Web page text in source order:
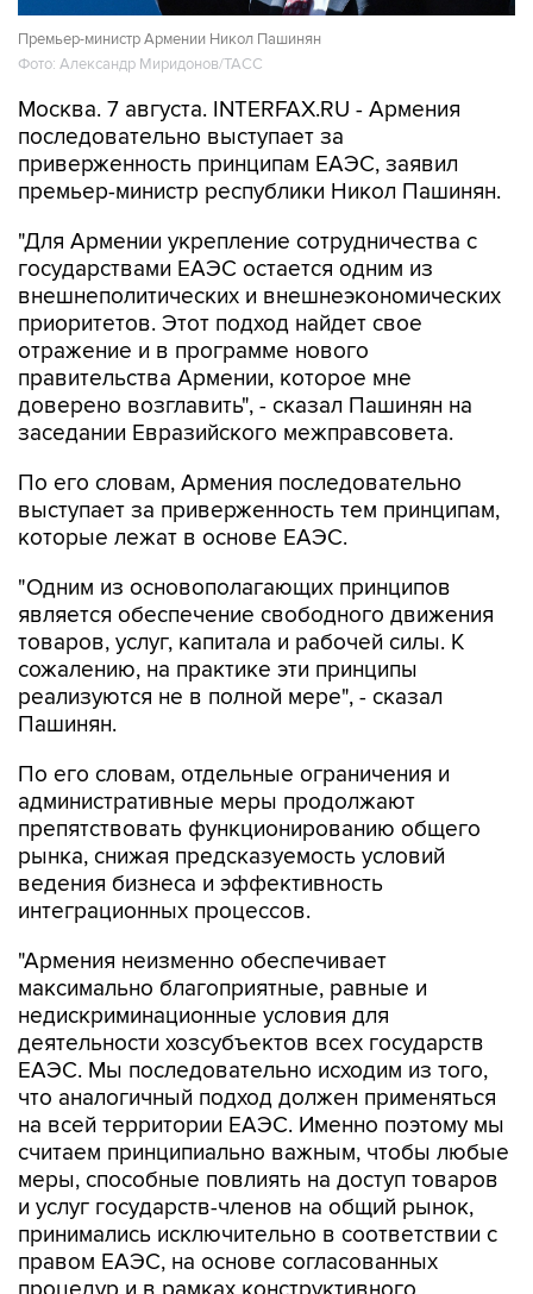
Премьер-министр Армении Никол Пашинян
Фото: Александр Миридонов/ТАСС
Москва. 7 августа. INTERFAX.RU - Армения
последовательно выступает за
приверженность принципам ЕАЭС, заявил
премьер-министр республики Никол Пашинян.
"Для Армении укрепление сотрудничества с
государствами ЕАЭС остается одним из
внешнеполитических и внешнеэкономических
приоритетов. Этот подход найдет свое
отражение и в программе нового
правительства Армении, которое мне
доверено возглавить", - сказал Пашинян на
заседании Евразийского межправсовета.
По его словам, Армения последовательно
выступает за приверженность тем принципам,
которые лежат в основе ЕАЭС.
"Одним из основополагающих принципов
является обеспечение свободного движения
товаров, услуг, капитала и рабочей силы. К
сожалению, на практике эти принципы
реализуются не в полной мере", - сказал
Пашинян.
По его словам, отдельные ограничения и
административные меры продолжают
препятствовать функционированию общего
рынка, снижая предсказуемость условий
ведения бизнеса и эффективность
интеграционных процессов.
"Армения неизменно обеспечивает
максимально благоприятные, равные и
недискриминационные условия для
деятельности хозсубъектов всех государств
ЕАЭС. Мы последовательно исходим из того,
что аналогичный подход должен применяться
на всей территории ЕАЭС. Именно поэтому мы
считаем принципиально важным, чтобы любые
меры, способные повлиять на доступ товаров
и услуг государств-членов на общий рынок,
принимались исключительно в соответствии с
правом ЕАЭС, на основе согласованных